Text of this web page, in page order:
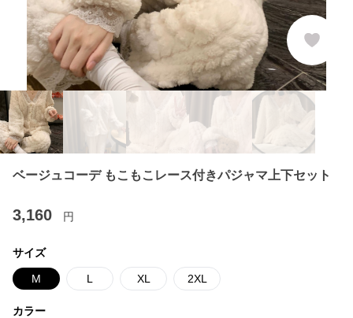
ベージュコーデ もこもこレース付きパジャマ上下セット
3,160 円
サイズ
M L XL 2XL
カラー